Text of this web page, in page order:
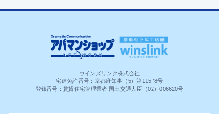
ウインズリンク株式会社
宅建免許番号：京都府知事（5）第11578号
登録番号：賃貸住宅管理業者 国土交通大臣（02）006620号